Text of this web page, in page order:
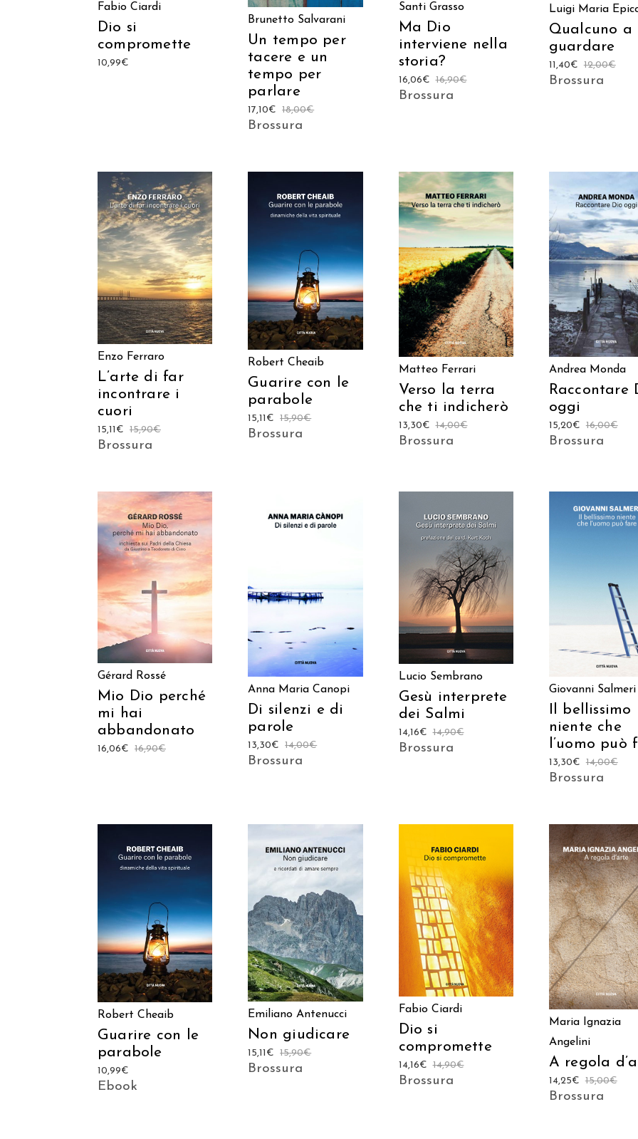
Fabio Ciardi
Dio si
compromette
10,99€
Brunetto Salvarani
Un tempo per
tacere e un
tempo per
parlare
18,00€
17,10€
Brossura
Santi Grasso
Ma Dio
interviene nella
storia?
16,90€
16,06€
Brossura
Luigi Maria
Qualcuno a
guardare
12,00€
11,40€
Brossura
AGGIUNGI AL
CARRELLO
Enzo Ferraro
L’arte di far
incontrare i
cuori
15,90€
15,11 €
Brossura
AGGIUNGI AL
CARRELLO
Robert Cheaib
Guarire con le
parabole
15,90€
15,11 €
Brossura
AGGIUNGI AL
CARRELLO
Matteo Ferrari
Verso la terra
che ti indicherò
14,00€
13,30€
Brossura
AGGIUNGI AL
CARRELLO
Andrea Monda
Raccontare
oggi
16,00€
15,20€
Brossura
AGGIUNGI AL
CARRELLO
Gérard Rossé
Mio Dio perché
mi hai
abbandonato
16,90€
16,06€
CARRELLO
Anna Maria Canopi
Di silenzi e di
parole
14,00€
13,30€
Brossura
AGGIUNGI AL
CARRELLO
Lucio Sembrano
Gesù interprete
dei Salmi
14,90€
14,16€
Brossura
CARRELLO
Giovanni Salmeri
Il bellissimo
niente che
l’uomo può
14,00€
13,30€
Brossura
AGGIUNGI AL
CARRELLO
Robert Cheaib
Guarire con le
parabole
10,99€
Ebook
AGGIUNGI AL
CARRELLO
Emiliano Antenucci
Non giudicare
15,90€
15,11 €
Brossura
AGGIUNGI AL
CARRELLO
Fabio Ciardi
Dio si
compromette
14,90€
14,16€
Brossura
AGGIUNGI AL
CARRELLO
Maria Ignazia
Angelini
A regola
15,00€
14,25€
Brossura